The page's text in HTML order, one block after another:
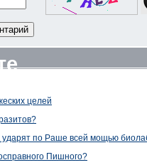
целей
по Раше всей мощью
Пишного?